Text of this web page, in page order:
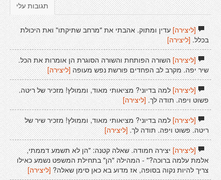
תגובות עלי
[ליצירה]עדין ומתוק. אהבתי את "מרחב שתיקתו" ואת היכולת
בכלל.[ליצירה]
[ליצירה]השורה הפותחת והשורה הסוגרת הן אומרות את הכל.
שיר יפה. מקרב לב הפחדים פורשת נפש מעופה[ליצירה]
[ליצירה]למה בדיוני? מציאותי מאוד, וממולץ! מזכיר של ריטה.
פשוט ויפה. תודה לך.[ליצירה]
[ליצירה]למה בדיוני? מציאותי מאוד, וממולץ! מזכיר שיר של
ריטה. פשוט ויפה. תודה לך.[ליצירה]
[ליצירה]יצירה חמודה. שאלה קטנה: "הן לא תשמע דממתי,
אלמת עלמה ברוכה?" - המהילה "הן" בתחילת המשפט נשמע כאילו
צריך להיות נקוה בסופה, אז מדוע בא כאן סימן שאלה?[ליצירה]